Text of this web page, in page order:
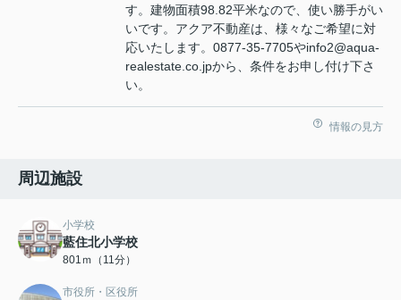
す。建物面積98.82平米なので、使い勝手がい
いです。アクア不動産は、様々なご希望に対
応いたします。0877-35-7705やinfo2@aqua-
realestate.co.jpから、条件をお申し付け下さ
い。
情報の見方
周辺施設
小学校
藍住北小学校
801ｍ（11分）
市役所・区役所